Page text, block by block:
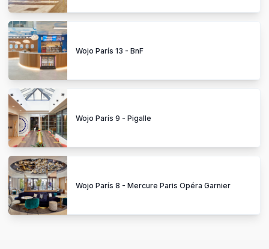
Wojo París 13 - BnF
Wojo París 9 - Pigalle
Wojo París 8 - Mercure Paris Opéra Garnier